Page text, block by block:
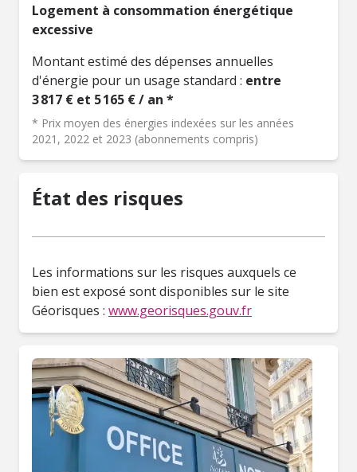
Logement à consommation énergétique
excessive
Montant estimé des dépenses annuelles
d'énergie pour un usage standard : entre
3 817 € et 5 165 € / an *
* Prix moyen des énergies indexées sur les années
2021, 2022 et 2023 (abonnements compris)
État des risques
Les informations sur les risques auxquels ce
bien est exposé sont disponibles sur le site
Géorisques : www.georisques.gouv.fr